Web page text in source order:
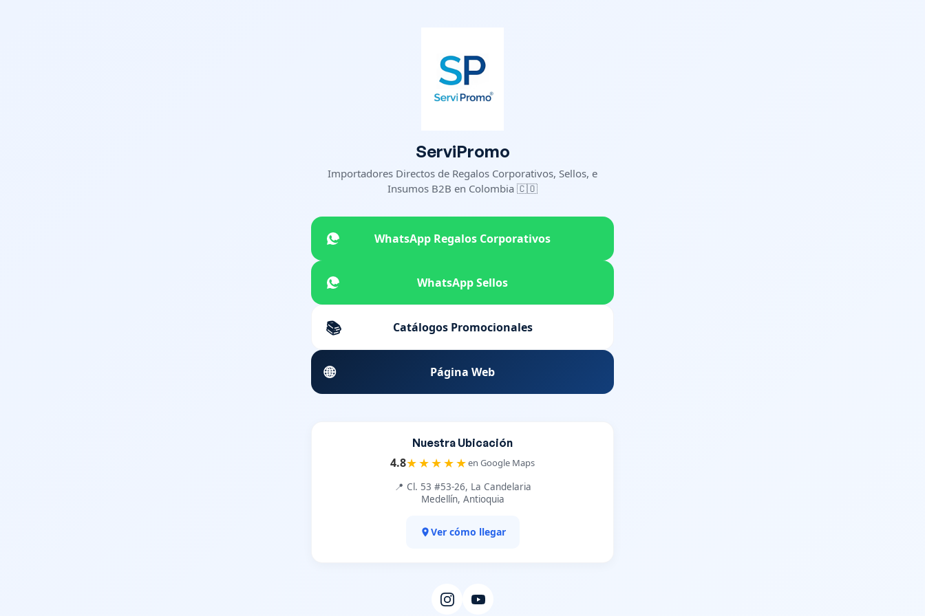
ServiPromo
Importadores Directos de Regalos Corporativos, Sellos, e
Insumos B2B en Colombia 🇨🇴
WhatsApp Regalos Corporativos
WhatsApp Sellos
📚 Catálogos Promocionales
🌐 Página Web
Nuestra Ubicación
4.8★★★★★en Google Maps
📍 Cl. 53 #53-26, La Candelaria
Medellín, Antioquia
Ver cómo llegar